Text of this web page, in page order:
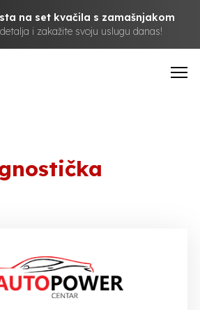
na set kvačila s zamašnjakom
i zakažite svoju uslugu danas!